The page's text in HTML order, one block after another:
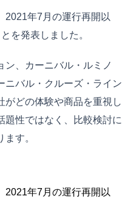
2021年7月の運行再開以
を発表しました。
ン、カーニバル・ルミノ
ニバル・クルーズ・ライン
がどの体験や商品を重視し
題性ではなく、比較検討に
す。
2021年7月の運行再開以